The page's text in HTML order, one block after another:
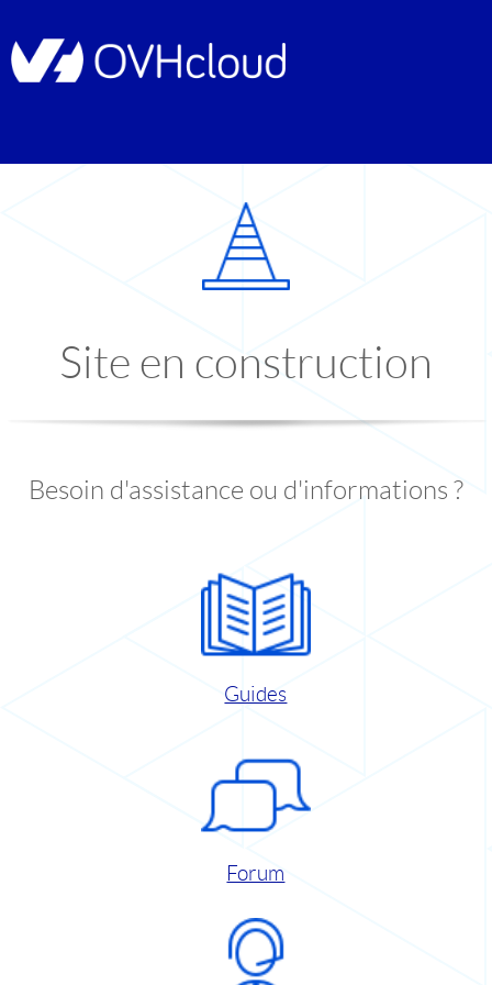
Site en construction
Besoin d'assistance ou d'informations ?
Guides
Forum